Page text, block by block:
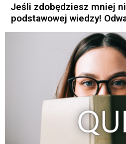
Jeśli zdobędziesz mniej
podstawowej wiedzy!